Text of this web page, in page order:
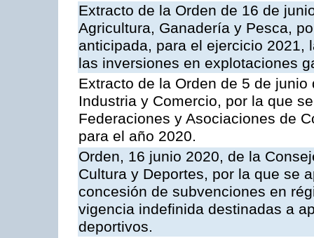
Extracto de la Orden de 16 de
Agricultura, Ganadería y Pesca,
anticipada, para el ejercicio 2021,
las inversiones en explotaciones
Extracto de la Orden de 5 de
Industria y Comercio, por la que
Federaciones y Asociaciones de
para el año 2020.
Orden, 16 junio 2020, de la
Cultura y Deportes, por la que se
concesión de subvenciones en
vigencia indefinida destinadas a
deportivos.